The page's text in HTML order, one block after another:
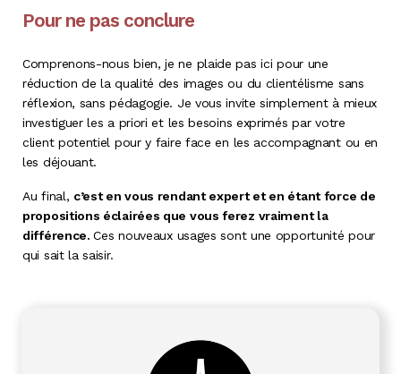
Pour ne pas conclure
Comprenons-nous bien, je ne plaide pas ici pour une
réduction de la qualité des images ou du clientélisme sans
réflexion, sans pédagogie. Je vous invite simplement à mieux
investiguer les a priori et les besoins exprimés par votre
client potentiel pour y faire face en les accompagnant ou en
les déjouant.
Au final, c’est en vous rendant expert et en étant force de
propositions éclairées que vous ferez vraiment la
différence.Ces nouveaux usages sont une opportunité pour
qui sait la saisir.